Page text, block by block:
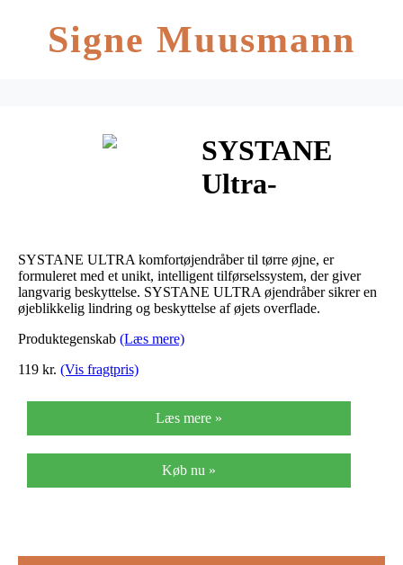
Signe Muusmann
SYSTANE
Ultra-
10 ml
SYSTANE ULTRA komfortøjendråber til tørre øjne, er
formuleret med et unikt, intelligent tilførselssystem, der giver
langvarig beskyttelse. SYSTANE ULTRA øjendråber sikrer en
øjeblikkelig lindring og beskyttelse af øjets overflade.
Produktegenskab (Læs mere)
119 kr. (Vis fragtpris)
Læs mere »
Køb nu »